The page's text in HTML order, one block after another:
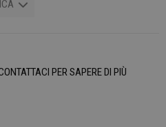
PER SAPERE DI PIÙ